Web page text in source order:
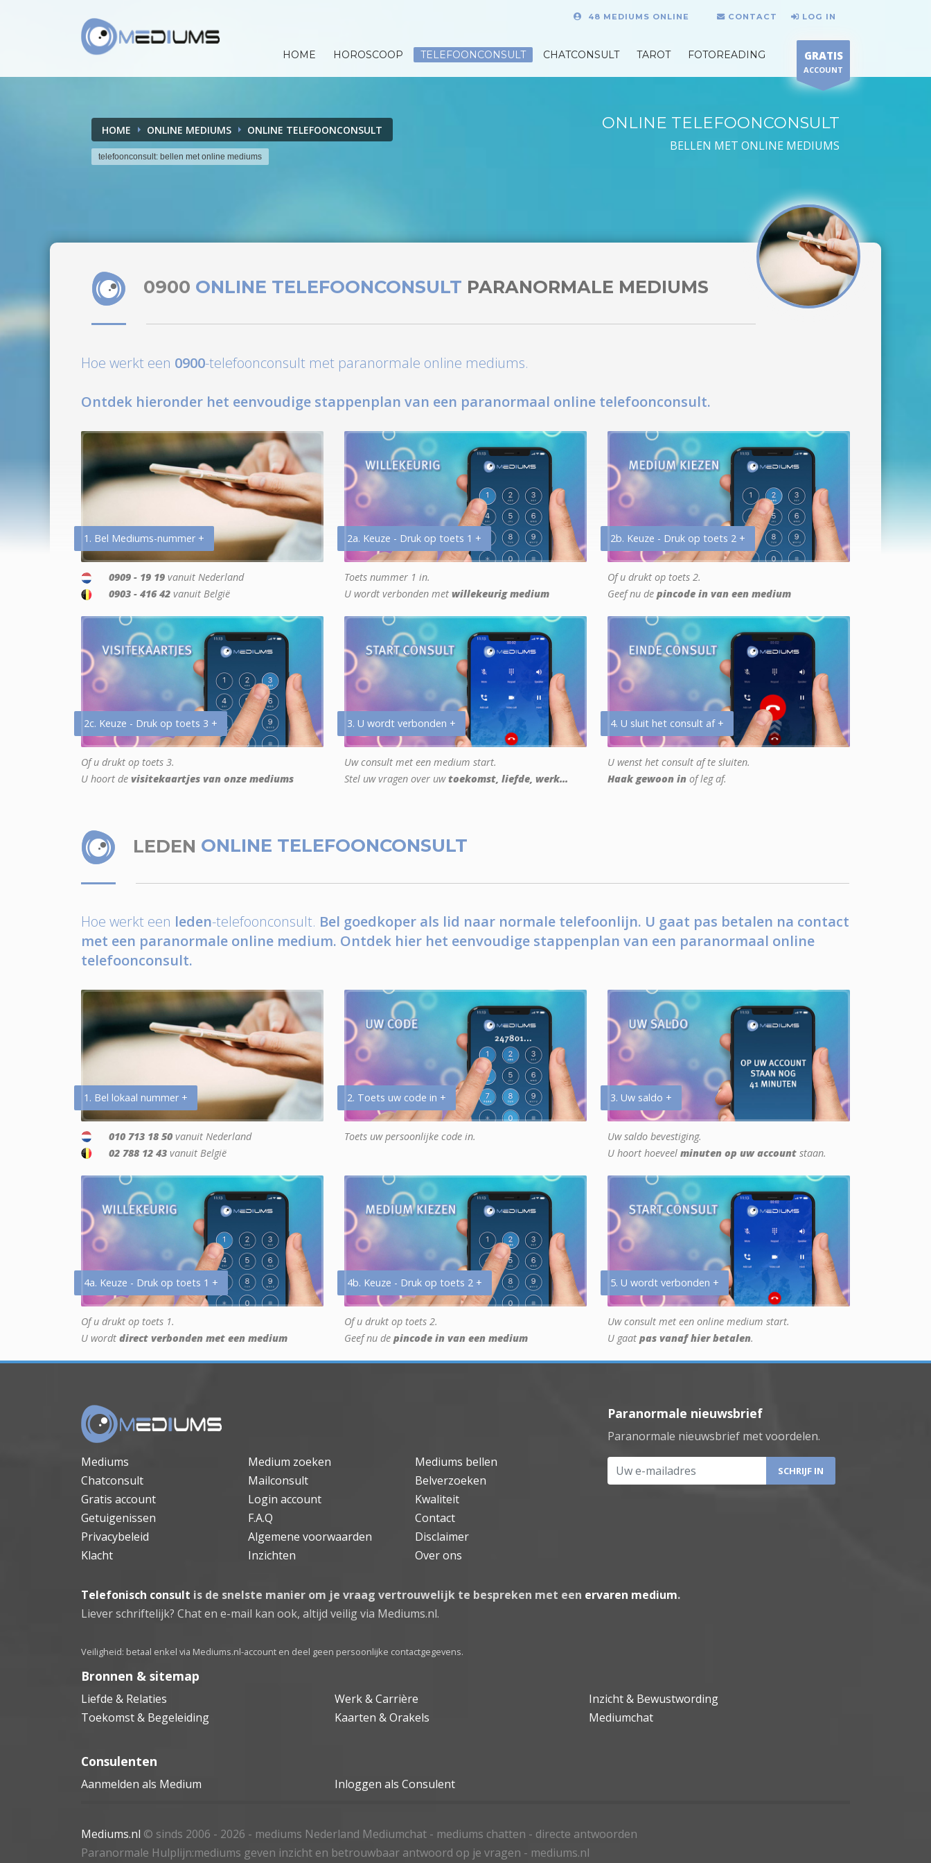
48 MEDIUMS ONLINE CONTACT LOG IN
HOME HOROSCOOP TELEFOONCONSULT CHATCONSULT TAROT FOTOREADING GRATIS
ACCOUNT
HOME ONLINE MEDIUMS ONLINE TELEFOONCONSULT
telefoonconsult: bellen met online mediums
ONLINE TELEFOONCONSULT
BELLEN MET ONLINE MEDIUMS
0900 ONLINE TELEFOONCONSULT PARANORMALE MEDIUMS
Hoe werkt een 0900-telefoonconsult met paranormale online mediums.
Ontdek hieronder het eenvoudige stappenplan van een paranormaal online telefoonconsult.
1. Bel Mediums-nummer +
0909 - 19 19 vanuit Nederland
0903 - 416 42 vanuit België
2a. Keuze - Druk op toets 1 +
Toets nummer 1 in.
U wordt verbonden met willekeurig medium
2b. Keuze - Druk op toets 2 +
Of u drukt op toets 2.
Geef nu de pincode in van een medium
2c. Keuze - Druk op toets 3 +
Of u drukt op toets 3.
U hoort de visitekaartjes van onze mediums
3. U wordt verbonden +
Uw consult met een medium start.
Stel uw vragen over uwtoekomst, liefde, werk...
4. U sluit het consult af +
U wenst het consult af te sluiten.
Haak gewoon in of leg af.
LEDEN ONLINE TELEFOONCONSULT
Hoe werkt een leden-telefoonconsult. Bel goedkoper als lid naar normale telefoonlijn. U gaat pas betalen na contact
met een paranormale online medium. Ontdek hier het eenvoudige stappenplan van een paranormaal online
telefoonconsult.
1. Bel lokaal nummer +
010 713 18 50 vanuit Nederland
02 788 12 43 vanuit België
2. Toets uw code in +
Toets uw persoonlijke code in.
3. Uw saldo +
Uw saldo bevestiging.
U hoort hoeveel minuten op uw account staan.
4a. Keuze - Druk op toets 1 +
Of u drukt op toets 1.
U wordt direct verbonden met een medium
4b. Keuze - Druk op toets 2 +
Of u drukt op toets 2.
Geef nu de pincode in van een medium
5. U wordt verbonden +
Uw consult met een online medium start.
U gaat pas vanaf hier betalen.
Mediums Medium zoeken
Mediums bellen
Chatconsult
Mailconsult
Belverzoeken
Gratis account
Login account
Kwaliteit
Getuigenissen
F.A.Q
Contact
Privacybeleid
Algemene voorwaarden
Disclaimer
Klacht
Inzichten Over ons
Paranormale nieuwsbrief
Paranormale nieuwsbrief met voordelen.
Uw e-mailadres
Telefonisch consult is de snelste manier om je vraag vertrouwelijk te bespreken met een ervaren medium.
Liever schriftelijk? Chat en e-mail kan ook, altijd veilig via Mediums.nl.
Veiligheid: betaal enkel via Mediums.nl-account en deel geen persoonlijke contactgegevens.
Bronnen & sitemap
Liefde & Relaties Werk & Carrière
Inzicht & Bewustwording
Toekomst & Begeleiding
Kaarten & Orakels Mediumchat
Consulenten
Aanmelden als Medium Inloggen als Consulent
Mediums.nl © sinds 2006 - 2026 - mediums Nederland Mediumchat - mediums chatten - directe antwoorden
Paranormale Hulplijn:mediums geven inzicht en betrouwbaar antwoord op je vragen - mediums.nl